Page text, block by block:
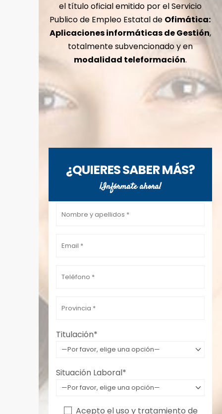
el título oficial emitido por el Servicio
Publico de Empleo Estatal de Ofimática:
Aplicaciones informáticas de Gestión,
totalmente subvencionado y en
modalidad teleformación.
¿QUIERES SABER MÁS?
¡Infórmate ahora!
Por favor, deja este campo vacío.
Titulación*
Situación Laboral*
Acepto el uso y tratamiento de